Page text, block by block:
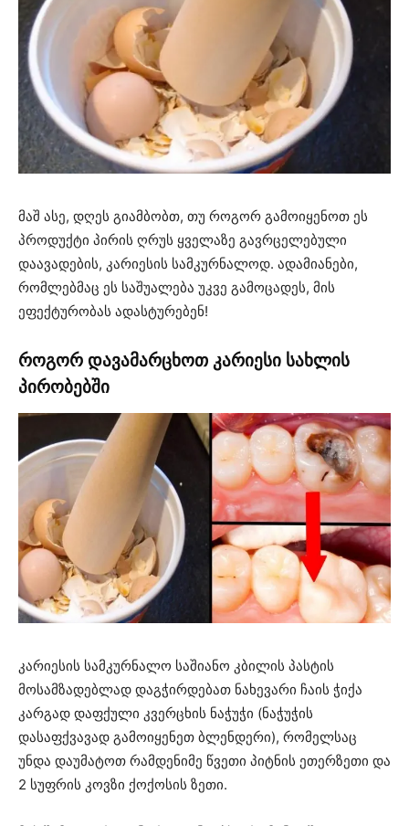
მაშ ასე, დღეს გიამბობთ, თუ როგორ გამოიყენოთ ეს
პროდუქტი პირის ღრუს ყველაზე გავრცელებული
დაავადების, კარიესის სამკურნალოდ. ადამიანები,
რომლებმაც ეს საშუალება უკვე გამოცადეს, მის
ეფექტურობას ადასტურებენ!
როგორ დავამარცხოთ კარიესი სახლის
პირობებში
კარიესის სამკურნალო საშიანო კბილის პასტის
მოსამზადებლად დაგჭირდებათ ნახევარი ჩაის ჭიქა
კარგად დაფქული კვერცხის ნაჭუჭი (ნაჭუჭის
დასაფქვავად გამოიყენეთ ბლენდერი), რომელსაც
უნდა დაუმატოთ რამდენიმე წვეთი პიტნის ეთერზეთი და
2 სუფრის კოვზი ქოქოსის ზეთი.